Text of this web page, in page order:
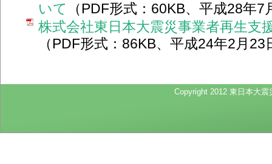
いて
（PDF形式：60KB、平成28年7
株式会社東日本大震災事業者再生支
（PDF形式：86KB、平成24年2月23
Copyright 2012 東日本大